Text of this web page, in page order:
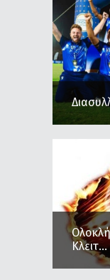
Κλειτ...